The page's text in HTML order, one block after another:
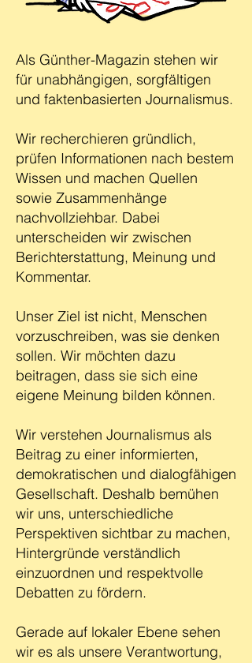
Als Günther-Magazin stehen wir
für unabhängigen, sorgfältigen
und faktenbasierten Journalismus.
Wir recherchieren gründlich,
prüfen Informationen nach bestem
Wissen und machen Quellen
sowie Zusammenhänge
nachvollziehbar. Dabei
unterscheiden wir zwischen
Berichterstattung, Meinung und
Kommentar.
Unser Ziel ist nicht, Menschen
vorzuschreiben, was sie denken
sollen. Wir möchten dazu
beitragen, dass sie sich eine
eigene Meinung bilden können.
Wir verstehen Journalismus als
Beitrag zu einer informierten,
demokratischen und dialogfähigen
Gesellschaft. Deshalb bemühen
wir uns, unterschiedliche
Perspektiven sichtbar zu machen,
Hintergründe verständlich
einzuordnen und respektvolle
Debatten zu fördern.
Gerade auf lokaler Ebene sehen
wir es als unsere Verantwortung,